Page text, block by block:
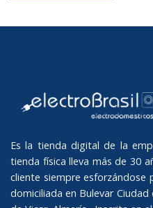
Es la tienda digital de la
tienda física lleva más de 30
cliente siempre esforzándose
domiciliada en Bulevar Ciudad